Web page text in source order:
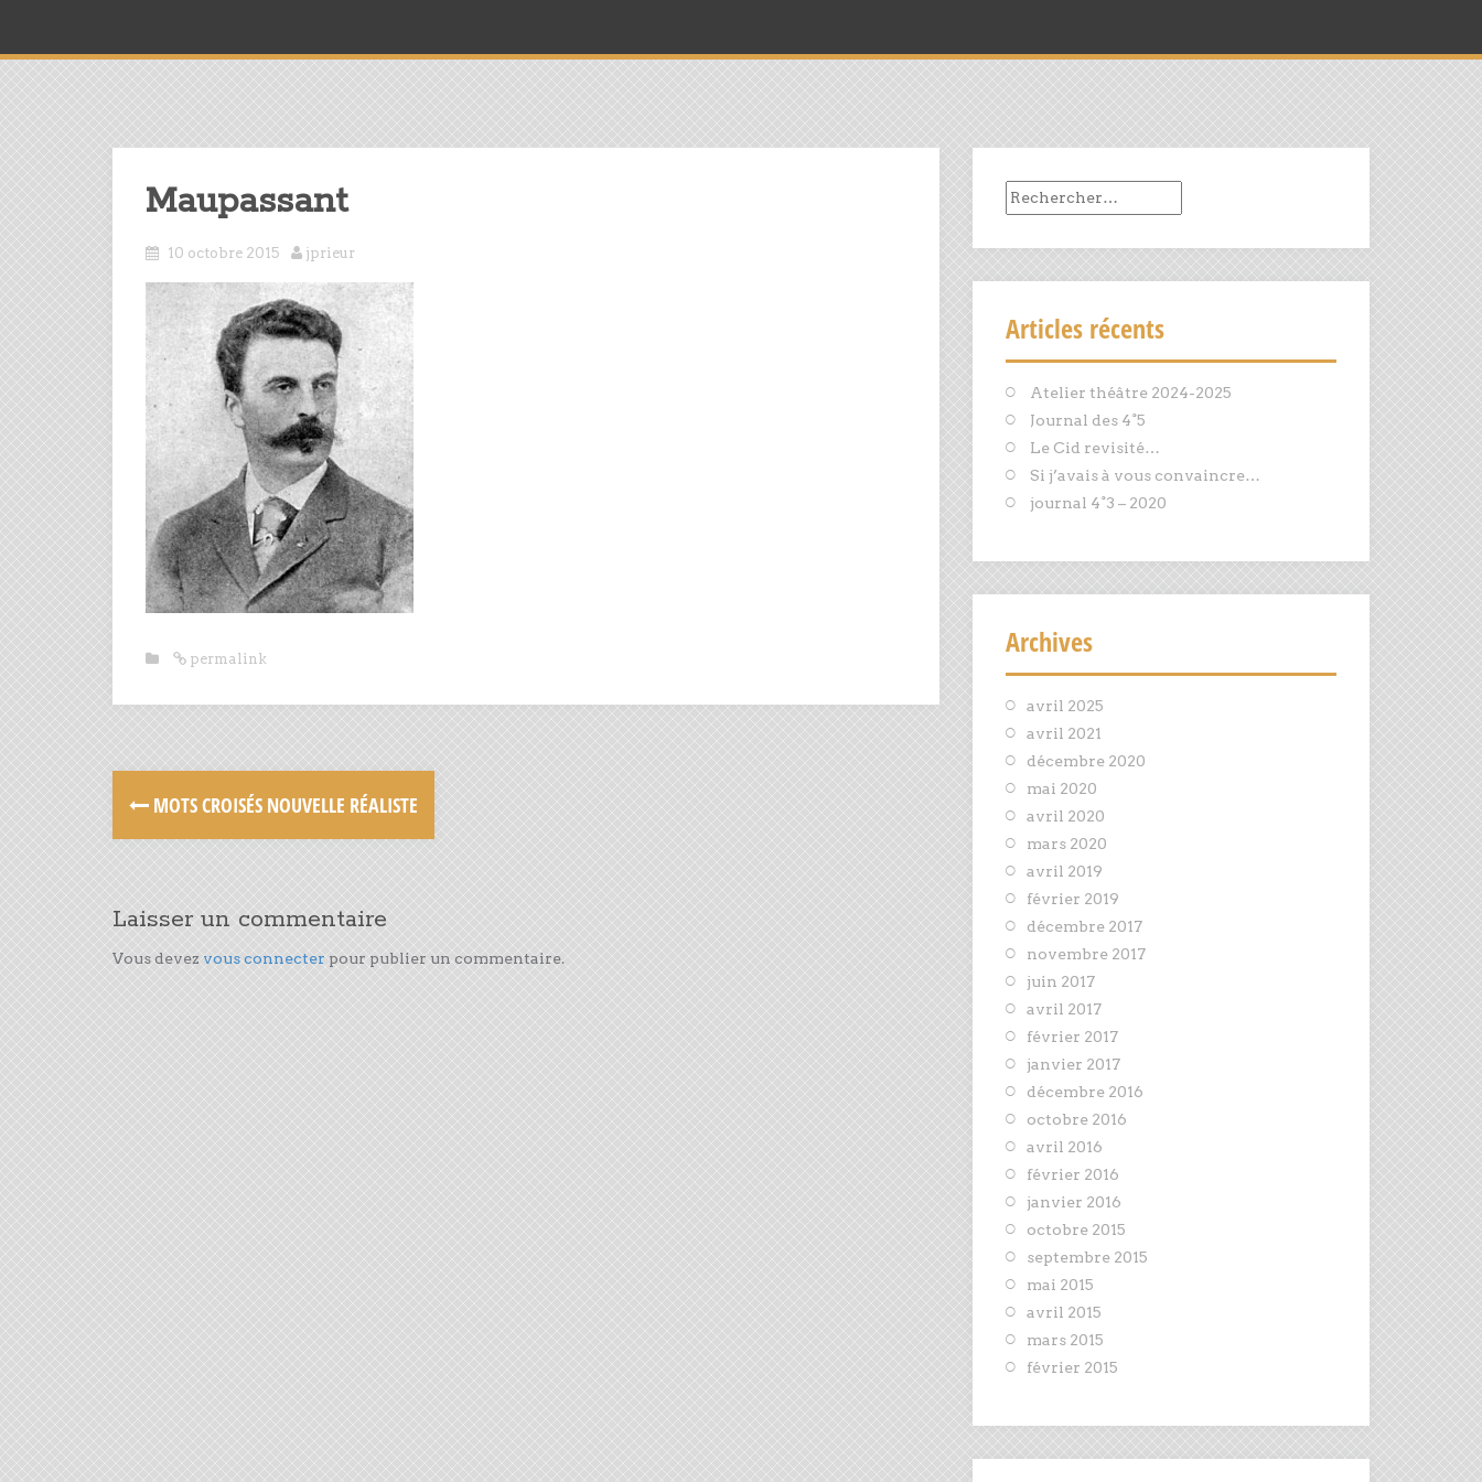
Maupassant
10 octobre 2015 jprieur
permalink
MOTS CROISÉS NOUVELLE RÉALISTE
Laisser un commentaire
Vous devez vous connecter pour publier un commentaire.
Rechercher :
Articles récents
Atelier théâtre 2024-2025
Journal des 4°5
Le Cid revisité…
Si j’avais à vous convaincre…
journal 4°3 – 2020
Archives
avril 2025
avril 2021
décembre 2020
mai 2020
avril 2020
mars 2020
avril 2019
février 2019
décembre 2017
novembre 2017
juin 2017
avril 2017
février 2017
janvier 2017
décembre 2016
octobre 2016
avril 2016
février 2016
janvier 2016
octobre 2015
septembre 2015
mai 2015
avril 2015
mars 2015
février 2015